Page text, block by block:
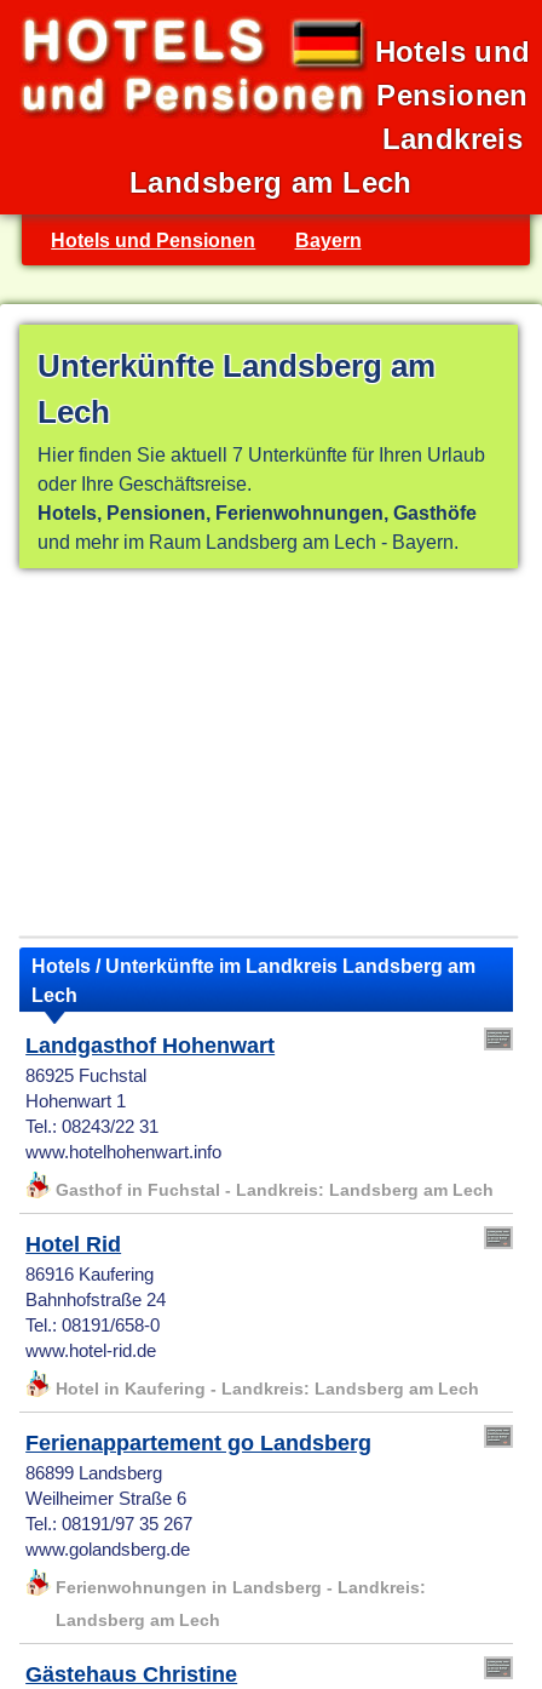
Hotels und
Pensionen
Landkreis
Landsberg am Lech
Hotels und Pensionen Bayern
Unterkünfte Landsberg am
Lech
Hier finden Sie aktuell 7 Unterkünfte für Ihren Urlaub
oder Ihre Geschäftsreise.
Hotels, Pensionen, Ferienwohnungen, Gasthöfe
und mehr im Raum Landsberg am Lech - Bayern.
Hotels / Unterkünfte im Landkreis Landsberg am
Lech
Landgasthof Hohenwart
86925 Fuchstal
Hohenwart 1
Tel.: 08243/22 31
www.hotelhohenwart.info
Gasthof in Fuchstal - Landkreis: Landsberg am Lech
Hotel Rid
86916 Kaufering
Bahnhofstraße 24
Tel.: 08191/658-0
www.hotel-rid.de
Hotel in Kaufering - Landkreis: Landsberg am Lech
Ferienappartement go Landsberg
86899 Landsberg
Weilheimer Straße 6
Tel.: 08191/97 35 267
www.golandsberg.de
Ferienwohnungen in Landsberg - Landkreis:
Landsberg am Lech
Gästehaus Christine